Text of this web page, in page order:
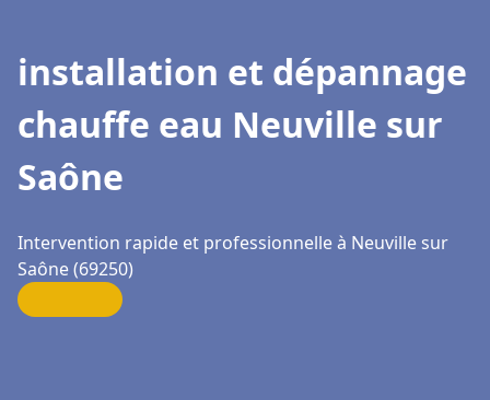
installation et dépannage
chauffe eau Neuville sur
Saône
Intervention rapide et professionnelle à Neuville sur
Saône (69250)